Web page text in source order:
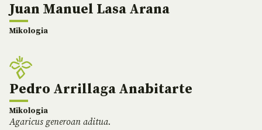
Juan Manuel Lasa Arana
Mikologia
Pedro Arrillaga Anabitarte
Mikologia
Agaricus generoan aditua.